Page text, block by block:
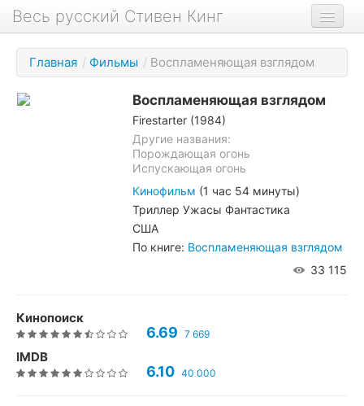
Весь русский Стивен Кинг
Книги
Фильмы
Аудиокниги
Главная / Фильмы / Воспламеняющая взглядом
Воспламеняющая взглядом
Firestarter (1984)
Другие названия:
Порождающая огонь
Испускающая огонь
Кинофильм (1 час 54 минуты)
Триллер Ужасы Фантастика
США
По книге: Воспламеняющая взглядом
33 115
Кинопоиск
6.69 7 669
IMDB
6.10 40 000